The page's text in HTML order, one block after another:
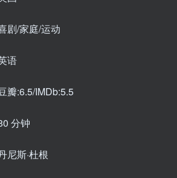
家庭/运动
IMDb:5.5
钟
斯·杜根